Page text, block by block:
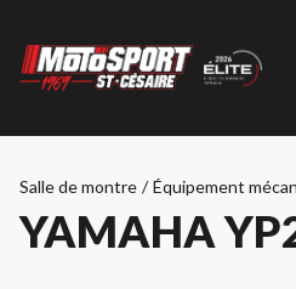
Salle de montre / Équipement
YAMAHA